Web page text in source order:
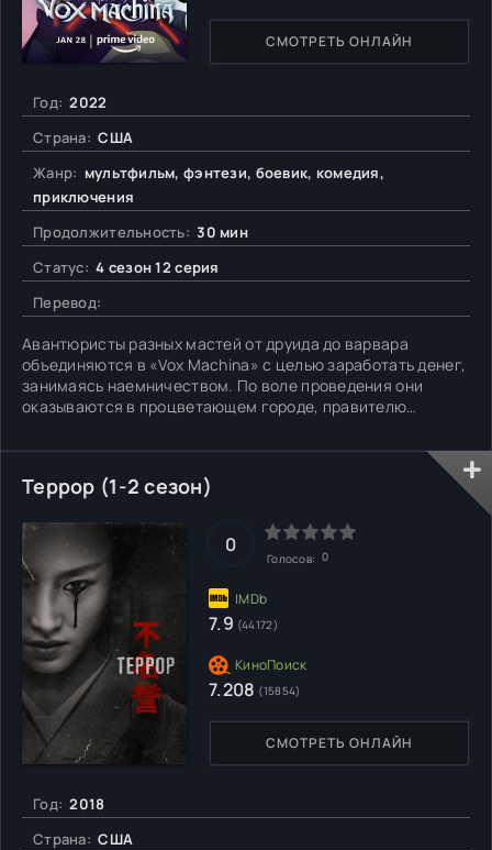
Год: 2022
Страна: США
Жанр: мультфильм, фэнтези, боевик, комедия,
приключения
Продолжительность: 30 мин
Статус: 4 сезон 12 серия
Перевод:
Авантюристы разных мастей от друида до варвара
объединяются в «Vox Machina» с целью заработать денег,
занимаясь наемничеством. По воле проведения они
оказываются в процветающем городе, правителю
рискнуть жизнь за звонкую монету. В окрестностях
участились случаи массовой гибели селян. Необходимо
разведать обстановку,
СМОТРЕТЬ ОНЛАЙН
Террор (1-2 сезон)
Год: 2018
Страна: США
СМОТРЕТЬ ОНЛАЙН
0
Голосов: 0
7.9 (44172)
7.208 (15854)